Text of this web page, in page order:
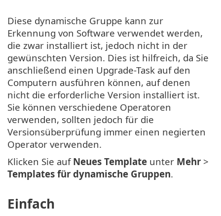
Diese dynamische Gruppe kann zur
Erkennung von Software verwendet werden,
die zwar installiert ist, jedoch nicht in der
gewünschten Version. Dies ist hilfreich, da Sie
anschließend einen Upgrade-Task auf den
Computern ausführen können, auf denen
nicht die erforderliche Version installiert ist.
Sie können verschiedene Operatoren
verwenden, sollten jedoch für die
Versionsüberprüfung immer einen negierten
Operator verwenden.
Klicken Sie auf Neues Template unter Mehr >
Templates für dynamische Gruppen.
Einfach